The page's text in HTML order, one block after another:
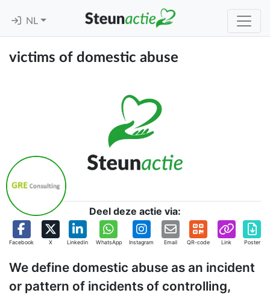
NL
victims of domestic abuse
Deel deze actie via:
Facebook X Linkedin WhatsApp Instagram Email QR-code Link Poster
We define domestic abuse as an incident
or pattern of incidents of controlling,